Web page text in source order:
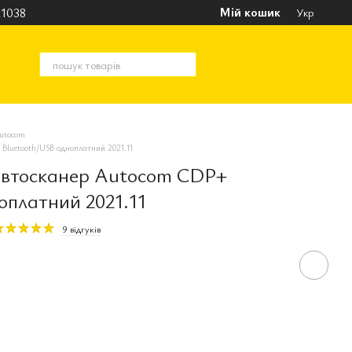
Мій кошик Укр
USB одноплатний 2021.11
Autocom CDP+
2021.11
9 відгуків